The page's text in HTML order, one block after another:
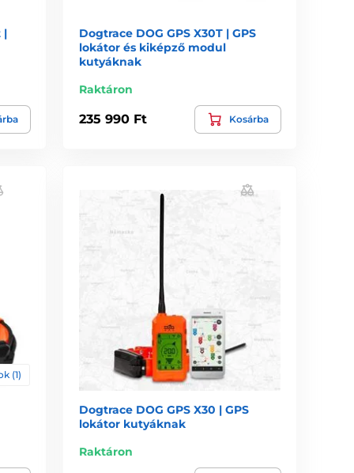
|
Dogtrace DOG GPS X30T | GPS
lokátor és kiképző modul
kutyáknak
Raktáron
235 990 Ft Kosárba
(1)
Dogtrace DOG GPS X30 | GPS
lokátor kutyáknak
Raktáron